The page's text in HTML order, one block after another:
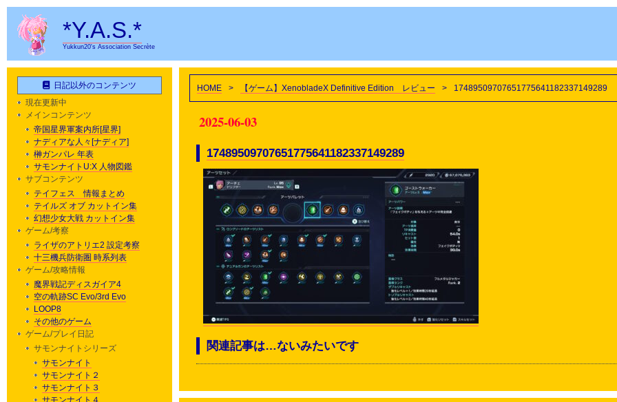
*Y.A.S.*
Yukkun20's Association Secrète
HOME > 【ゲーム】XenobladeX Definitive Edition レビュー > 17489509707651775641182337149289
2025-06-03
17489509707651775641182337149289
関連記事は…ないみたいです
日記以外のコンテンツ
現在更新中
メインコンテンツ
帝国星界軍案内所[星界]
ナディアな人々[ナディア]
榊ガンパレ 年表
サモンナイトU:X 人物図鑑
サブコンテンツ
テイフェス 情報まとめ
テイルズ オブ カットイン集
幻想少女大戦 カットイン集
ゲーム/考察
ライザのアトリエ2 設定考察
十三機兵防衛圏 時系列表
ゲーム/攻略情報
魔界戦記ディスガイア4
空の軌跡SC Evo/3rd Evo
LOOP8
その他のゲーム
ゲーム/プレイ日記
サモンナイトシリーズ
サモンナイト
サモンナイト２
サモンナイト３
サモンナイト４